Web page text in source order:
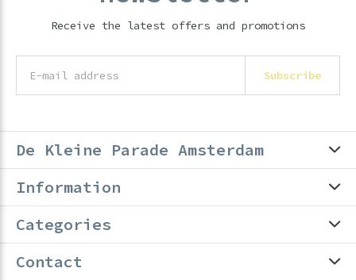
Receive the latest offers and promotions
Subscribe
De Kleine Parade Amsterdam
Information
Categories
Contact